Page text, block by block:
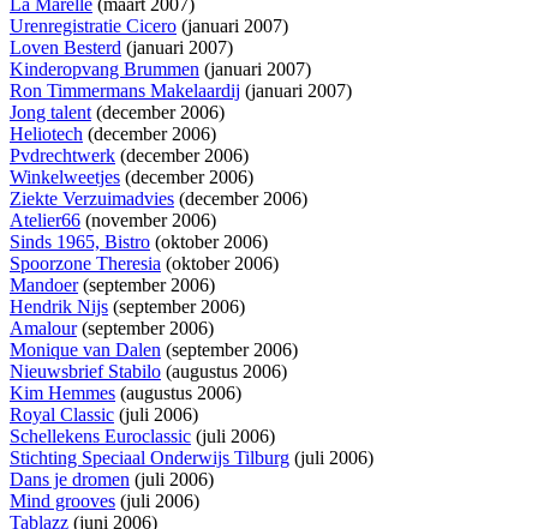
La Marelle (maart 2007)
Urenregistratie Cicero (januari 2007)
Loven Besterd (januari 2007)
Kinderopvang Brummen (januari 2007)
Ron Timmermans Makelaardij (januari 2007)
Jong talent(december 2006)
Heliotech (december 2006)
Pvdrechtwerk (december 2006)
Winkelweetjes (december 2006)
Ziekte Verzuimadvies (december 2006)
Atelier66 (november 2006)
Sinds 1965, Bistro (oktober 2006)
Spoorzone Theresia (oktober 2006)
Mandoer(september 2006)
Hendrik Nijs (september 2006)
Amalour(september 2006)
Monique van Dalen (september 2006)
Nieuwsbrief Stabilo (augustus 2006)
Kim Hemmes (augustus 2006)
Royal Classic (juli 2006)
Schellekens Euroclassic (juli 2006)
Stichting Speciaal Onderwijs Tilburg (juli 2006)
Dans je dromen (juli 2006)
Mind grooves (juli 2006)
Tablazz (juni 2006)